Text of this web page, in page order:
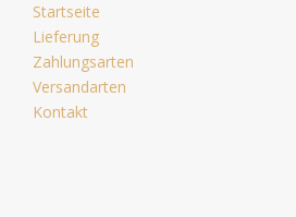
Startseite
Lieferung
Zahlungsarten
Versandarten
Kontakt